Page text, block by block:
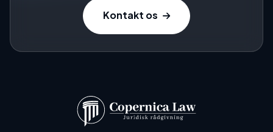
Kontakt os